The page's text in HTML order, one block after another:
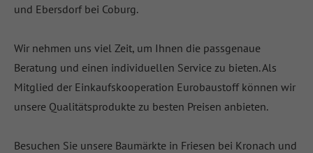
und Ebersdorf bei Coburg.
Wir nehmen uns viel Zeit, um Ihnen die passgenaue
Beratung und einen individuellen Service zu bieten. Als
Mitglied der Einkaufskooperation Eurobaustoff können wir
unsere Qualitätsprodukte zu besten Preisen anbieten.
Besuchen Sie unsere Baumärkte in Friesen bei Kronach und